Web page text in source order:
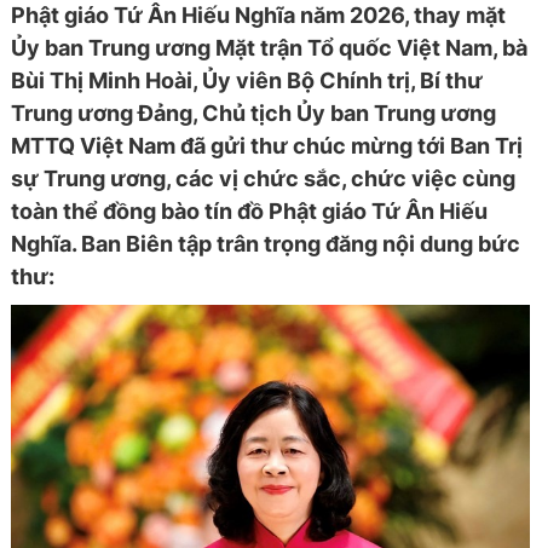
Phật giáo Tứ Ân Hiếu Nghĩa năm 2026, thay mặt
Ủy ban Trung ương Mặt trận Tổ quốc Việt Nam, bà
Bùi Thị Minh Hoài, Ủy viên Bộ Chính trị, Bí thư
Trung ương Đảng, Chủ tịch Ủy ban Trung ương
MTTQ Việt Nam đã gửi thư chúc mừng tới Ban Trị
sự Trung ương, các vị chức sắc, chức việc cùng
toàn thể đồng bào tín đồ Phật giáo Tứ Ân Hiếu
Nghĩa. Ban Biên tập trân trọng đăng nội dung bức
thư: